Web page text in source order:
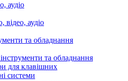
аудіо
відео, аудіо
та обладнання
та обладнання
для клавішних
системи